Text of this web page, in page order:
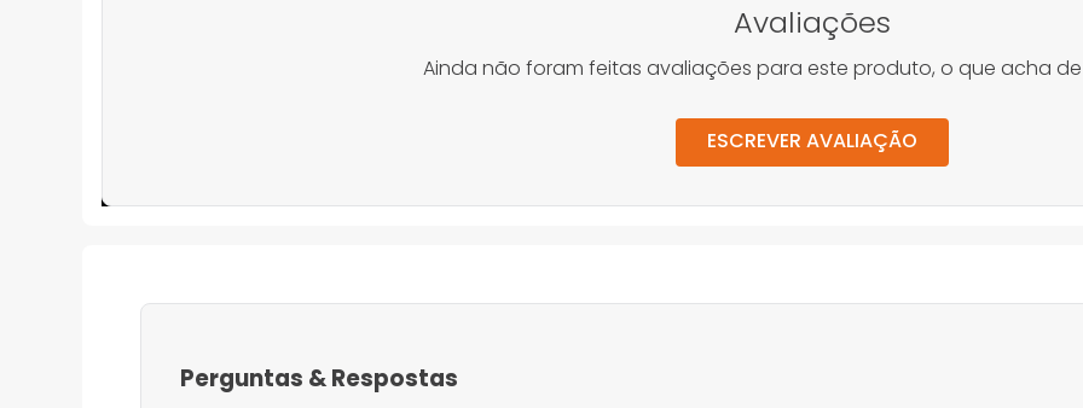
Avaliações
Ainda não foram feitas avaliações para este produto, o que acha
ESCREVER AVALIAÇÃO
Perguntas &Respostas